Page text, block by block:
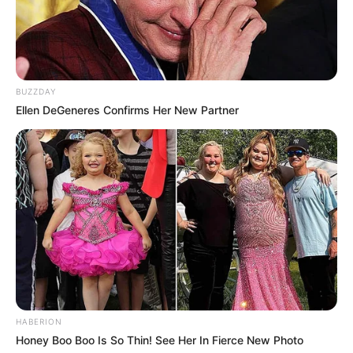
Tampil Lebih Modern, 7 Potret
Hasil Renovasi Rumah Berusia
90 Tahun
BUZZDAY
Ellen DeGeneres Confirms Her New Partner
HABERION
Honey Boo Boo Is So Thin! See Her In Fierce New Photo